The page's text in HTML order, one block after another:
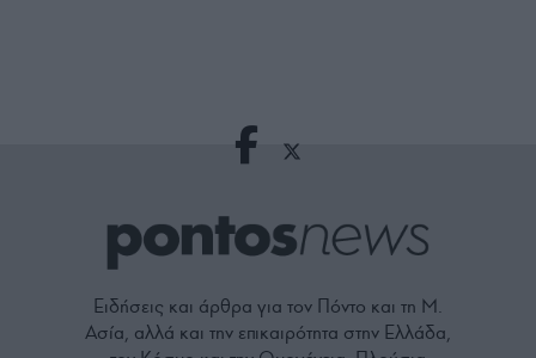
Ειδήσεις και άρθρα για τον Πόντο και τη Μ.
Ασία, αλλά και την επικαιρότητα στην Ελλάδα,